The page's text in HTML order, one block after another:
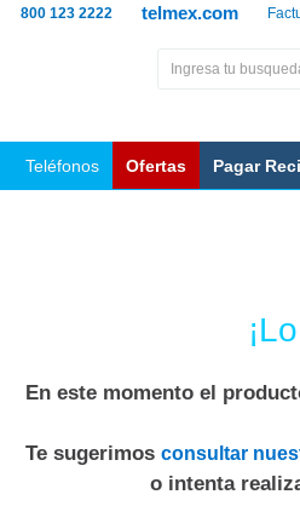
telmex.com
800 123 2222
Teléfonos Ofertas Pagar
En este momento el
Te sugerimos consultar
o intenta